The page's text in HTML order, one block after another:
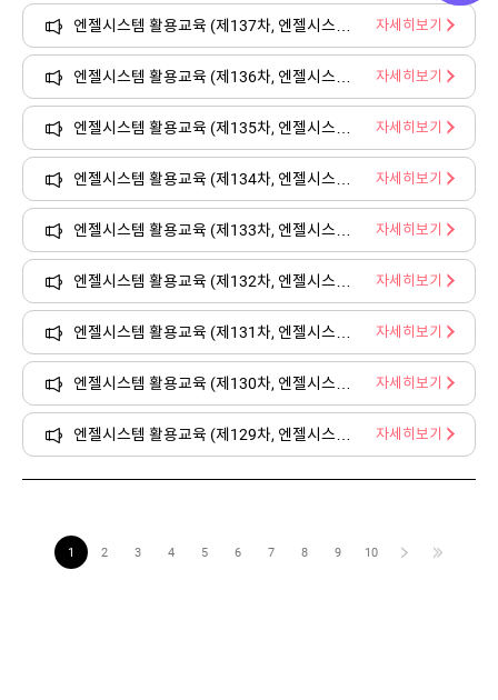
자세히보기
자세히보기
자세히보기
자세히보기
자세히보기
자세히보기
자세히보기
자세히보기
자세히보기
1 2 3 4 5 6 7 8 9 10